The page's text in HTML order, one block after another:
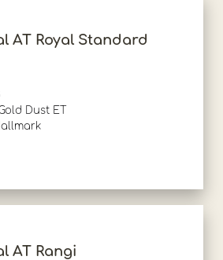
AT Royal Standard
Dust ET
AT Rangi